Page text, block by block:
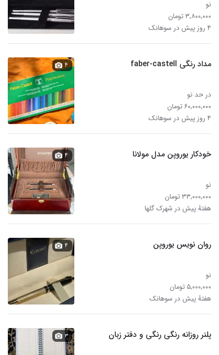
نو
۳,۸۰۰,۰۰۰ تومان
۴ روز پیش در سوهانک
مداد رنگی faber-castell
در حد نو
۶۰,۰۰۰,۰۰۰ تومان
۴ روز پیش در سوهانک
۴
خودکار یوروپن مدل مولانا
نو
۳۳,۰۰۰,۰۰۰ تومان
هفتهٔ پیش در شهرک گلها
۴
روان نویس یوروپن
نو
۵,۰۰۰,۰۰۰ تومان
هفتهٔ پیش در سوهانک
۴
پلنر روزانه رنگی رنگی و دفتر زبان ۳